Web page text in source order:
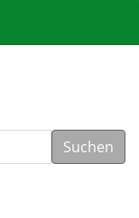
Suchen